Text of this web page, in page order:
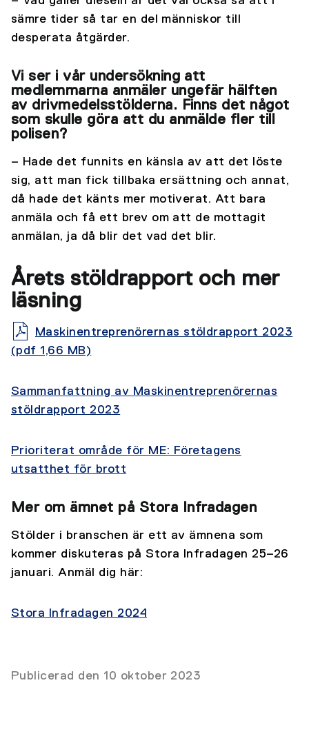
sämre tider så tar en del människor till
desperata åtgärder.
Vi ser i vår undersökning att
medlemmarna anmäler ungefär hälften
av drivmedelsstölderna. Finns det något
som skulle göra att du anmälde fler till
polisen?
– Hade det funnits en känsla av att det löste
sig, att man fick tillbaka ersättning och annat,
då hade det känts mer motiverat. Att bara
anmäla och få ett brev om att de mottagit
anmälan, ja då blir det vad det blir.
Årets stöldrapport och mer
läsning
Maskinentreprenörernas stöldrapport 2023
(pdf 1,66 MB)
Sammanfattning av Maskinentreprenörernas
stöldrapport 2023
Prioriterat område för ME: Företagens
utsatthet för brott
Mer om ämnet på Stora Infradagen
Stölder i branschen är ett av ämnena som
kommer diskuteras på Stora Infradagen 25–26
januari. Anmäl dig här:
Stora Infradagen 2024
Publicerad den 10 oktober 2023